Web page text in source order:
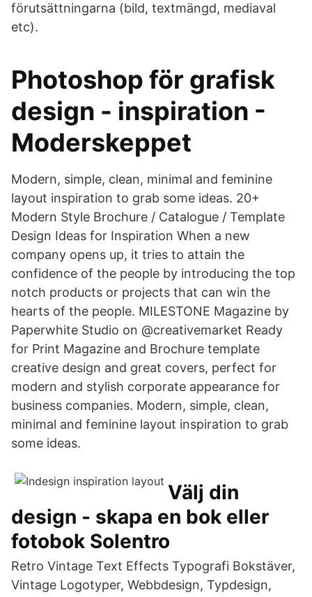
förutsättningarna (bild, textmängd, mediaval
etc).
Photoshop för grafisk
design - inspiration -
Moderskeppet
Modern, simple, clean, minimal and feminine
layout inspiration to grab some ideas. 20+
Modern Style Brochure / Catalogue / Template
Design Ideas for Inspiration When a new
company opens up, it tries to attain the
confidence of the people by introducing the top
notch products or projects that can win the
hearts of the people. MILESTONE Magazine by
Paperwhite Studio on @creativemarket Ready
for Print Magazine and Brochure template
creative design and great covers, perfect for
modern and stylish corporate appearance for
business companies. Modern, simple, clean,
minimal and feminine layout inspiration to grab
some ideas.
Välj din
design - skapa en bok eller
fotobok Solentro
Retro Vintage Text Effects Typografi Bokstäver,
Vintage Logotyper, Webbdesign, Typdesign,